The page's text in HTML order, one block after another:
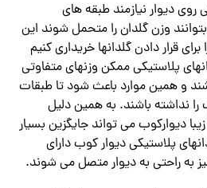
روی دیوار نیازمند طبقه های
وزن گلدان را متحمل شوند این
قرار دادن گلدانها خریداری کنیم
پلاستیکی ممکن وزنهای متفاوتی
و همین موارد باعث شود تا طبقات
نداشته باشند. به همین دلیل
دیوارکوب می تواند جایگزین بسیار
پلاستیکی دیوار کوب دارای
به راحتی به دیوار متصل می شوند.